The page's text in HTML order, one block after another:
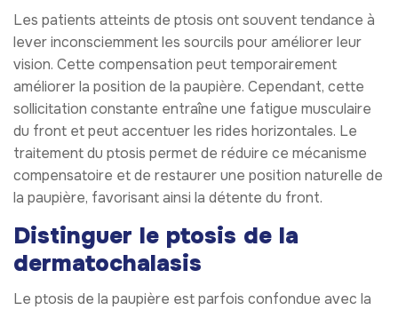
Les patients atteints de ptosis ont souvent tendance à
lever inconsciemment les sourcils pour améliorer leur
vision. Cette compensation peut temporairement
améliorer la position de la paupière. Cependant, cette
sollicitation constante entraîne une fatigue musculaire
du front et peut accentuer les rides horizontales. Le
traitement du ptosis permet de réduire ce mécanisme
compensatoire et de restaurer une position naturelle de
la paupière, favorisant ainsi la détente du front.
Distinguer le ptosis de la
dermatochalasis
Le ptosis de la paupière est parfois confondue avec la